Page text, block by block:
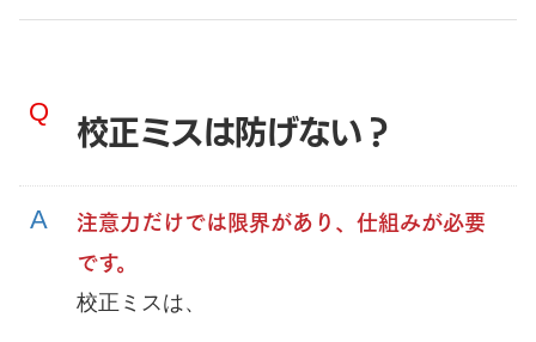
校正ミスは防げない？
注意力だけでは限界があり、仕組みが必要
です。
校正ミスは、